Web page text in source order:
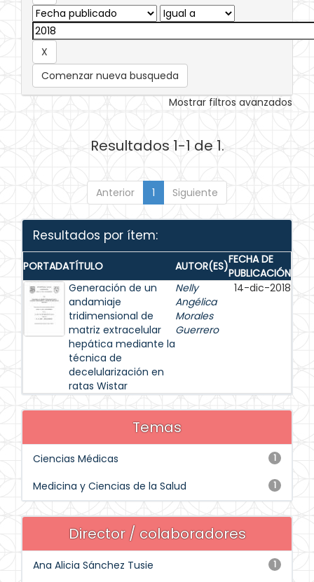
Comenzar nueva busqueda
Mostrar filtros avanzados
Resultados 1-1 de 1.
Anterior 1 Siguiente
Resultados por ítem:
PORTADATÍTULO AUTOR(ES)FECHA DE
PUBLICACIÓN
Generación de un
andamiaje
tridimensional de
matriz extracelular
hepática mediante la
técnica de
decelularización en
ratas Wistar
Nelly
Angélica
Morales
Guerrero
14-dic-2018
Temas
1
Ciencias Médicas
1
Medicina y Ciencias de la Salud
Director / colaboradores
1
Ana Alicia Sánchez Tusie